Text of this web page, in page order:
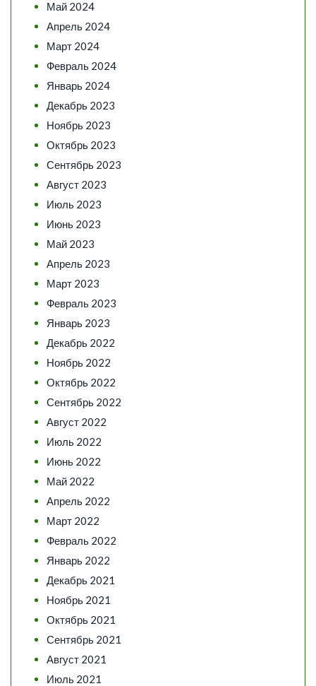
Май 2024
Апрель 2024
Март 2024
Февраль 2024
Январь 2024
Декабрь 2023
Ноябрь 2023
Октябрь 2023
Сентябрь 2023
Август 2023
Июль 2023
Июнь 2023
Май 2023
Апрель 2023
Март 2023
Февраль 2023
Январь 2023
Декабрь 2022
Ноябрь 2022
Октябрь 2022
Сентябрь 2022
Август 2022
Июль 2022
Июнь 2022
Май 2022
Апрель 2022
Март 2022
Февраль 2022
Январь 2022
Декабрь 2021
Ноябрь 2021
Октябрь 2021
Сентябрь 2021
Август 2021
Июль 2021